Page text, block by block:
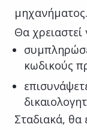
μηχανήματος.
Θα χρειαστεί
κωδικούς
Σταδιακά, θα